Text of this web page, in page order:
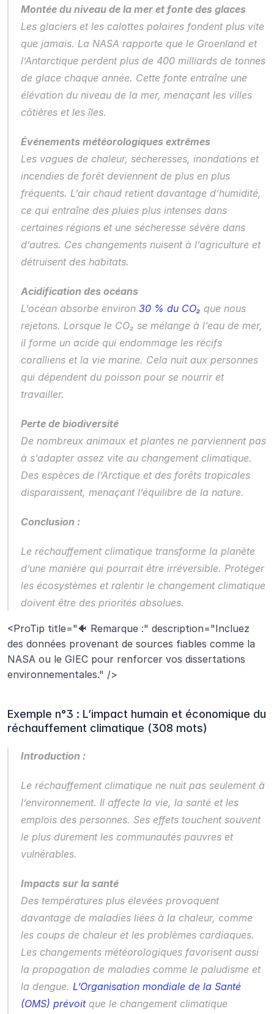
Montée du niveau de la mer et fonte des glaces
Les glaciers et les calottes polaires fondent plus vite
que jamais. La NASA rapporte que le Groenland et
l’Antarctique perdent plus de 400 milliards de tonnes
de glace chaque année. Cette fonte entraîne une
élévation du niveau de la mer, menaçant les villes
côtières et les îles.
Événements météorologiques extrêmes
Les vagues de chaleur, sécheresses, inondations et
incendies de forêt deviennent de plus en plus
fréquents. L’air chaud retient davantage d’humidité,
ce qui entraîne des pluies plus intenses dans
certaines régions et une sécheresse sévère dans
d’autres. Ces changements nuisent à l’agriculture et
détruisent des habitats.
Acidification des océans
L’océan absorbe environ 30 % du CO₂ que nous
rejetons. Lorsque le CO₂ se mélange à l’eau de mer,
il forme un acide qui endommage les récifs
coralliens et la vie marine. Cela nuit aux personnes
qui dépendent du poisson pour se nourrir et
travailler.
Perte de biodiversité
De nombreux animaux et plantes ne parviennent pas
à s’adapter assez vite au changement climatique.
Des espèces de l’Arctique et des forêts tropicales
disparaissent, menaçant l’équilibre de la nature.
Conclusion :
Le réchauffement climatique transforme la planète
d’une manière qui pourrait être irréversible. Protéger
les écosystèmes et ralentir le changement climatique
doivent être des priorités absolues.
<ProTip title="🐠 Remarque :" description="Incluez
des données provenant de sources fiables comme la
NASA ou le GIEC pour renforcer vos dissertations
environnementales." />
Exemple n°3 : L’impact humain et économique du
réchauffement climatique (308 mots)
Introduction :
Le réchauffement climatique ne nuit pas seulement à
l’environnement. Il affecte la vie, la santé et les
emplois des personnes. Ses effets touchent souvent
le plus durement les communautés pauvres et
vulnérables.
Impacts sur la santé
Des températures plus élevées provoquent
davantage de maladies liées à la chaleur, comme
les coups de chaleur et les problèmes cardiaques.
Les changements météorologiques favorisent aussi
la propagation de maladies comme le paludisme et
la dengue. L’Organisation mondiale de la Santé
(OMS) prévoit que le changement climatique